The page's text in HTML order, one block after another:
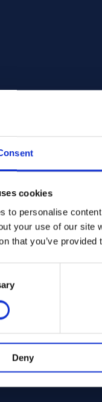
cookies
to personalise
your use of our site
that you’ve
Deny